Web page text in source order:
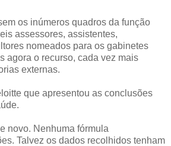
os inúmeros quadros da função
assessores, assistentes,
nomeados para os gabinetes
agora o recurso, cada vez mais
externas.
que apresentou as conclusões
novo. Nenhuma fórmula
Talvez os dados recolhidos tenham